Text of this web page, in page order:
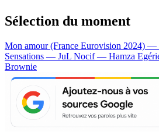
Sélection du moment
Mon amour (France Eurovision 2024) —
Sensations — JuL Nocif — Hamza
Brownie